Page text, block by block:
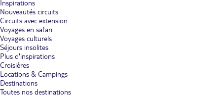
Inspirations
Nouveautés circuits
Circuits avec extension
Voyages en safari
Voyages culturels
Séjours insolites
Plus d'inspirations
Croisières
Locations & Campings
Destinations
Toutes nos destinations